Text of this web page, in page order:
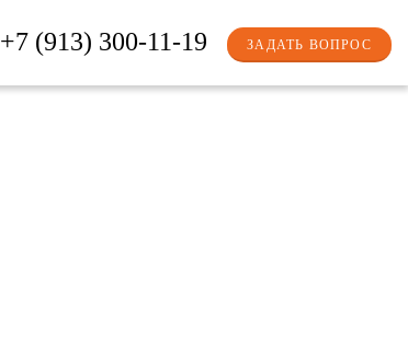
+7 (913) 300-11-19 ЗАДАТЬ ВОПРОС